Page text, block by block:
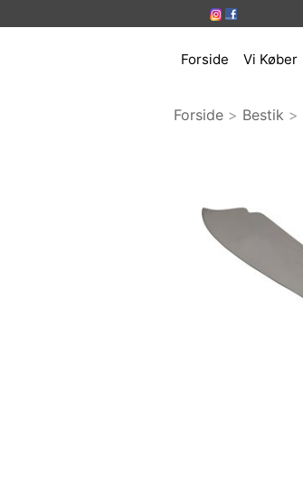
Forside Vi Køber
Forside > Bestik >